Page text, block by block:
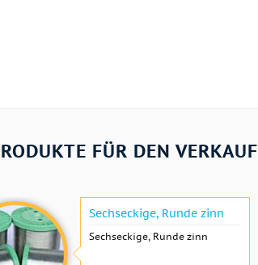
FÜR DEN VERKAUF
Sechseckige, Runde zinn
Sechseckige, Runde zinn